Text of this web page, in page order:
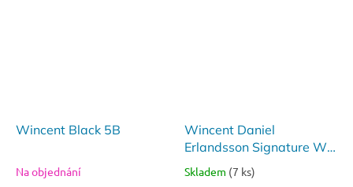
Wincent Black 5B
Na objednání
Wincent Daniel
Erlandsson Signature W-
DES
Skladem (7 ks)